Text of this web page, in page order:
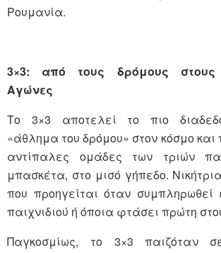
Ρουμανία.
3×3: από τους δρόμους στους
Αγώνες
Το 3×3 αποτελεί το πιο
«άθλημα του δρόμου» στον κόσμο και
αντίπαλες ομάδες των τριών
μπασκέτα, στο μισό γήπεδο.
που προηγείται όταν
παιχνιδιού ή όποια φτάσει πρώτη
Παγκοσμίως, το 3×3 παιζόταν